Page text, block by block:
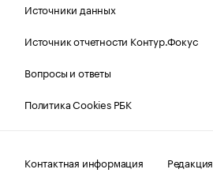
Источники данных
Источник отчетности Контур.Фокус
Вопросы и ответы
Политика Cookies РБК
Контактная информация
Редакция